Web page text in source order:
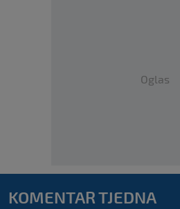
Oglas
KOMENTAR TJEDNA